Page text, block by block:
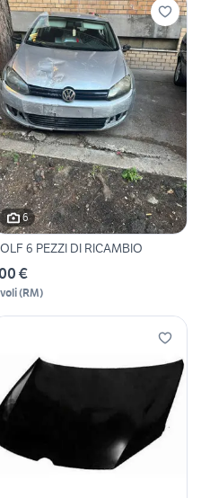
6
6 PEZZI DI RICAMBIO
€
(RM)